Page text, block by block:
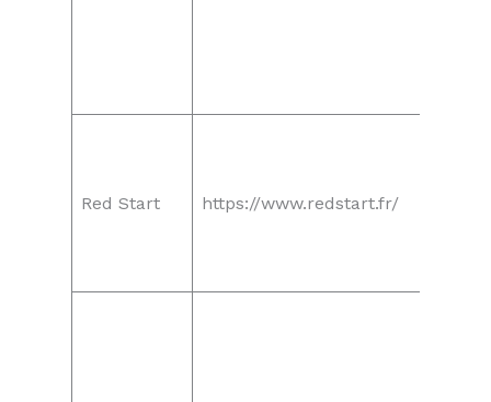
Red Start https://www.redstart.fr/